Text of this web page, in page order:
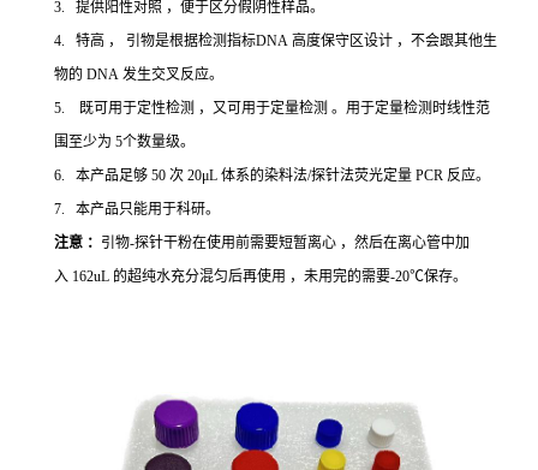
3. 提供阳性对照 ，便于区分假阴性样品。
4. 特高 ， 引物是根据检测指标DNA 高度保守区设计 ，不会跟其他生
物的 DNA 发生交叉反应。
5. 既可用于定性检测 ，又可用于定量检测 。用于定量检测时线性范
围至少为 5个数量级。
6. 本产品足够 50 次 20μL 体系的染料法/探针法荧光定量 PCR 反应。
7. 本产品只能用于科研。
注意 ： 引物-探针干粉在使用前需要短暂离心 ，然后在离心管中加
入 162uL 的超纯水充分混匀后再使用 ，未用完的需要-20℃保存。